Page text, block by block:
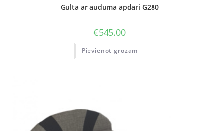
Gulta ar auduma apdari G280
€545.00
Pievienot grozam